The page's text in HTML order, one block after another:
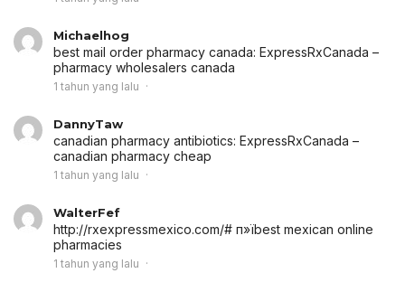
Michaelhog
best mail order pharmacy canada: ExpressRxCanada –
pharmacy wholesalers canada
1 tahun yang lalu
DannyTaw
canadian pharmacy antibiotics: ExpressRxCanada –
canadian pharmacy cheap
1 tahun yang lalu
WalterFef
http://rxexpressmexico.com/# п»їbest mexican online
pharmacies
1 tahun yang lalu